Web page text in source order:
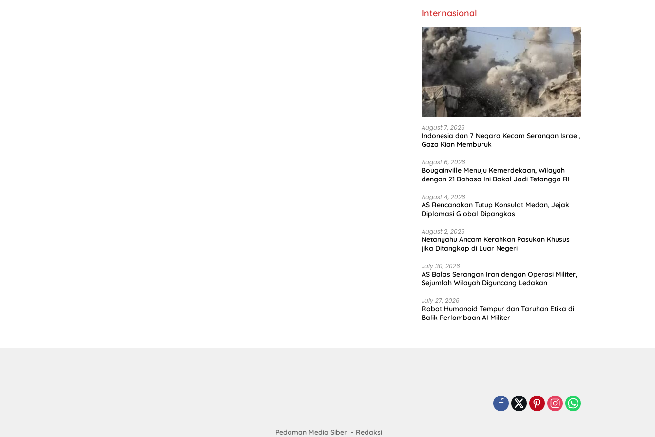
Internasional
August 7, 2026
Indonesia dan 7 Negara Kecam Serangan Israel,
Gaza Kian Memburuk
August 6, 2026
Bougainville Menuju Kemerdekaan, Wilayah
dengan 21 Bahasa Ini Bakal Jadi Tetangga RI
August 4, 2026
AS Rencanakan Tutup Konsulat Medan, Jejak
Diplomasi Global Dipangkas
August 2, 2026
Netanyahu Ancam Kerahkan Pasukan Khusus
jika Ditangkap di Luar Negeri
July 30, 2026
AS Balas Serangan Iran dengan Operasi Militer,
Sejumlah Wilayah Diguncang Ledakan
July 27, 2026
Robot Humanoid Tempur dan Taruhan Etika di
Balik Perlombaan AI Militer
Pedoman Media Siber Redaksi